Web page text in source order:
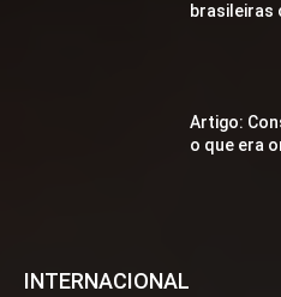
brasileiras
Artigo:
o que era
INTERNACIONAL